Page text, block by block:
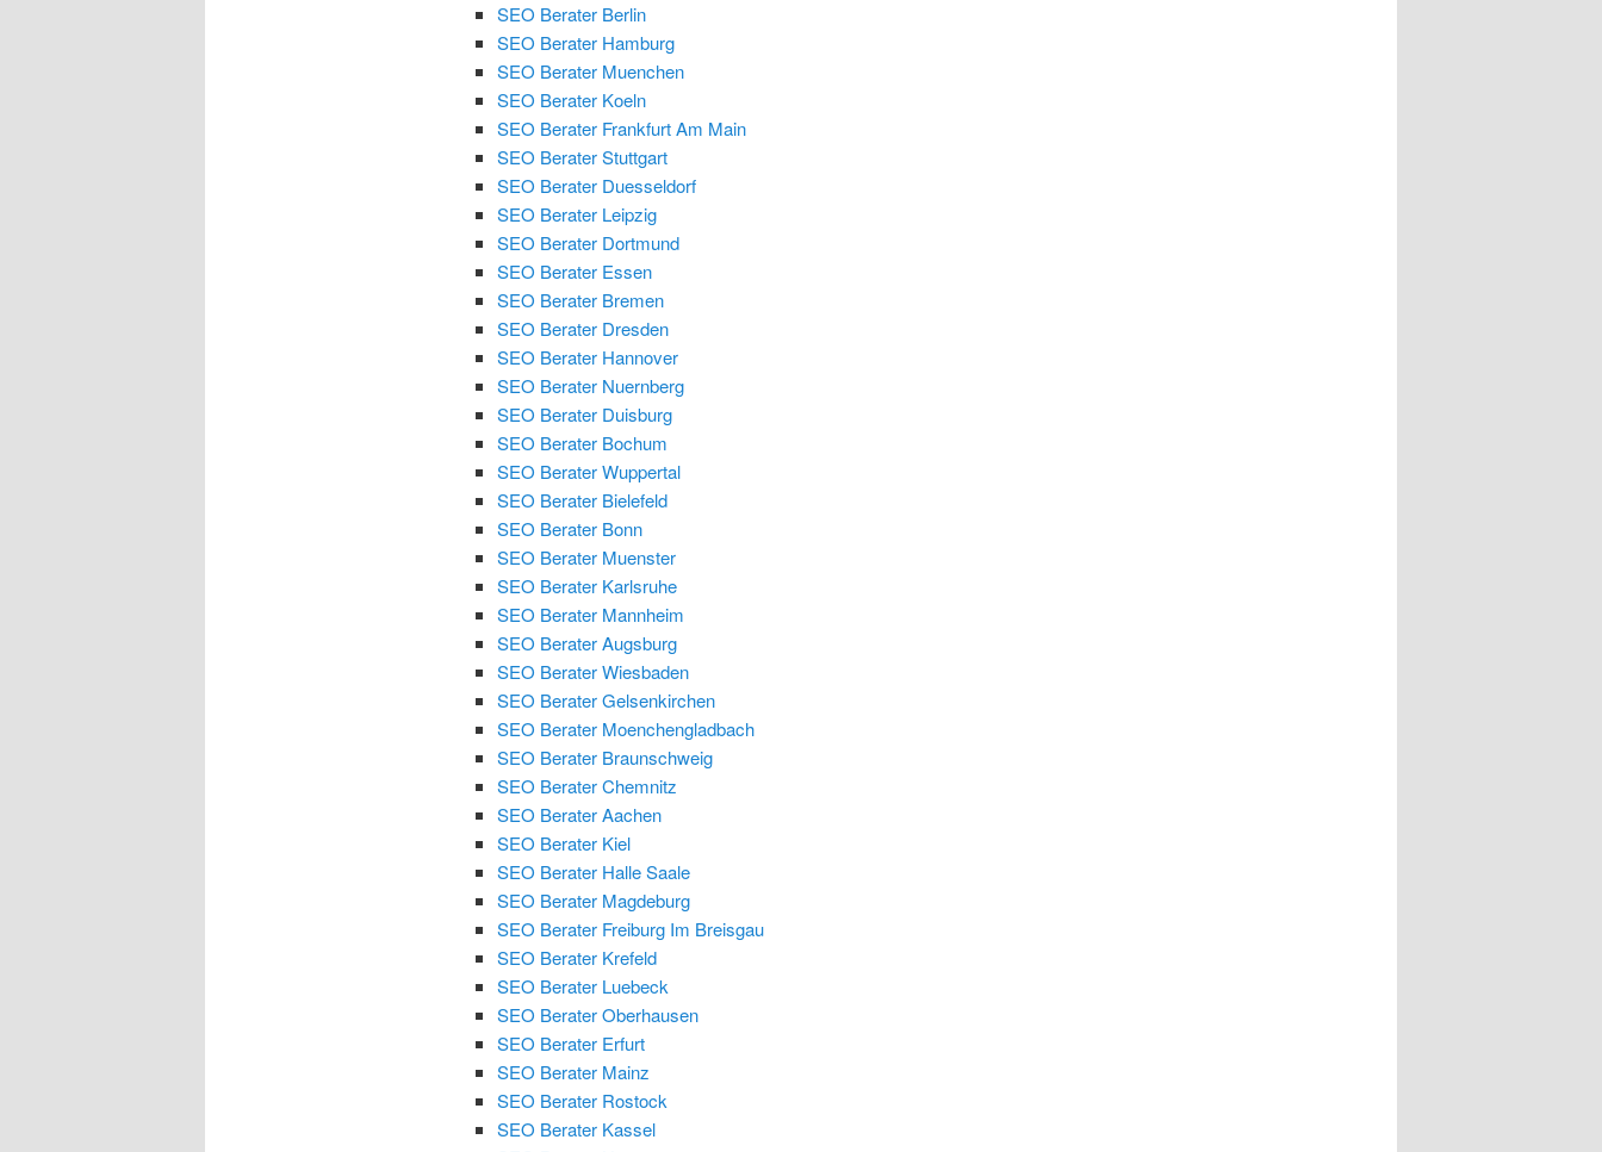
SEO Berater Berlin
SEO Berater Hamburg
SEO Berater Muenchen
SEO Berater Koeln
SEO Berater Frankfurt Am Main
SEO Berater Stuttgart
SEO Berater Duesseldorf
SEO Berater Leipzig
SEO Berater Dortmund
SEO Berater Essen
SEO Berater Bremen
SEO Berater Dresden
SEO Berater Hannover
SEO Berater Nuernberg
SEO Berater Duisburg
SEO Berater Bochum
SEO Berater Wuppertal
SEO Berater Bielefeld
SEO Berater Bonn
SEO Berater Muenster
SEO Berater Karlsruhe
SEO Berater Mannheim
SEO Berater Augsburg
SEO Berater Wiesbaden
SEO Berater Gelsenkirchen
SEO Berater Moenchengladbach
SEO Berater Braunschweig
SEO Berater Chemnitz
SEO Berater Aachen
SEO Berater Kiel
SEO Berater Halle Saale
SEO Berater Magdeburg
SEO Berater Freiburg Im Breisgau
SEO Berater Krefeld
SEO Berater Luebeck
SEO Berater Oberhausen
SEO Berater Erfurt
SEO Berater Mainz
SEO Berater Rostock
SEO Berater Kassel